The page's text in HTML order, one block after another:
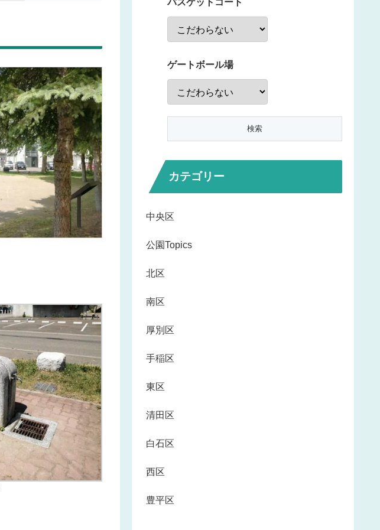
バスケットコート
ゲートボール場
カテゴリー
中央区
公園Topics
北区
南区
厚別区
手稲区
東区
清田区
白石区
西区
豊平区